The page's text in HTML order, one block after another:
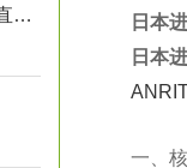
池田屋新品VENN RD-41型不锈钢直动式蒸汽减压阀RD41-D-M25正式发布
日本
日本
一、